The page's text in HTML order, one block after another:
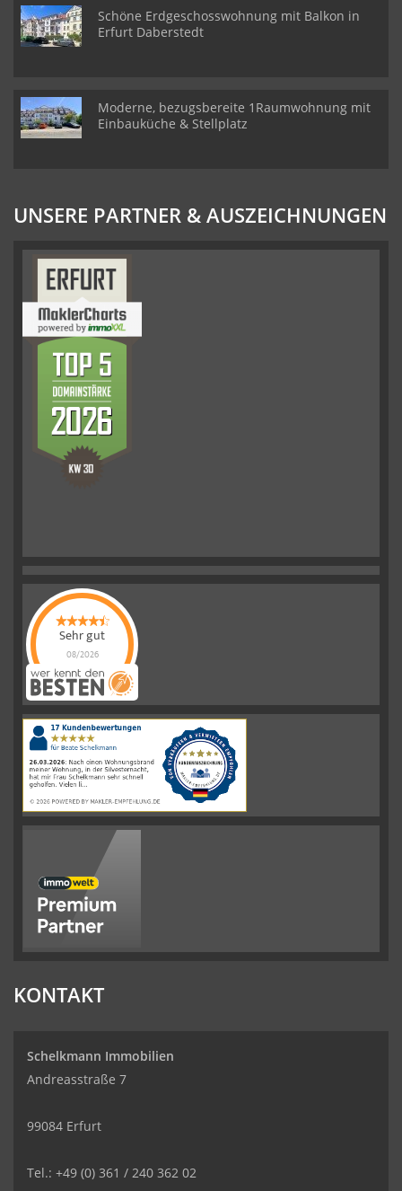
Schöne Erdgeschosswohnung mit Balkon in
Erfurt Daberstedt
Moderne, bezugsbereite 1Raumwohnung mit
Einbauküche & Stellplatz
UNSERE PARTNER & AUSZEICHNUNGEN
Sehr gut
08/2026
Schelkmann
Immobilienhat
|110Schelkmann
ImmobilienBewertungen
auf
werkenntdenBESTEN.de
KONTAKT
Schelkmann Immobilien
Andreasstraße 7
99084 Erfurt
Tel.: +49 (0) 361 / 240 362 02